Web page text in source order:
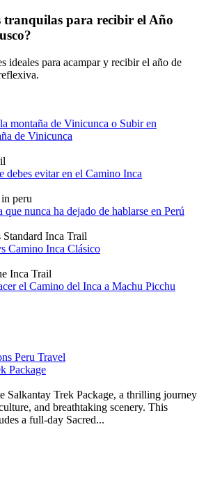
tranquilas para recibir el Año
ideales para acampar y recibir el año de
montaña de Vinicunca o Subir en
de Vinicunca
debes evitar en el Camino Inca
nunca ha dejado de hablarse en Perú
Camino Inca Clásico
el Camino del Inca a Machu Picchu
Package
Salkantay Trek Package, a thrilling journey
and breathtaking scenery. This
a full-day Sacred...